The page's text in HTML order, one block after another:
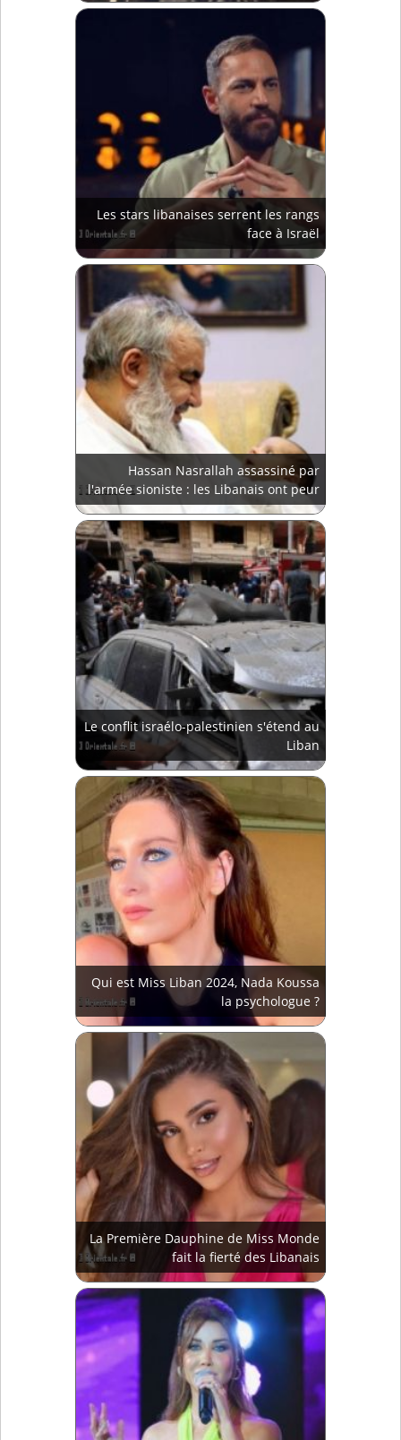
Les stars libanaises serrent les rangs
face à Israël
Hassan Nasrallah assassiné par
l'armée sioniste : les Libanais ont peur
Le conflit israélo-palestinien s'étend au
Liban
Qui est Miss Liban 2024, Nada Koussa
la psychologue ?
La Première Dauphine de Miss Monde
fait la fierté des Libanais